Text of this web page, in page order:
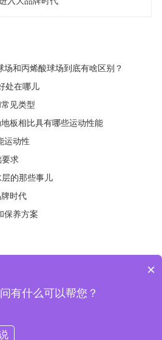
场和丙烯酸球场到底有啥区别？
处在哪儿
见类型
板相比具有哪些运动性能
运动性
要求
的那些事儿
时代
保养方案
宝人造草坪有限公司 地址：中国 江苏
×
有什么可以帮您？